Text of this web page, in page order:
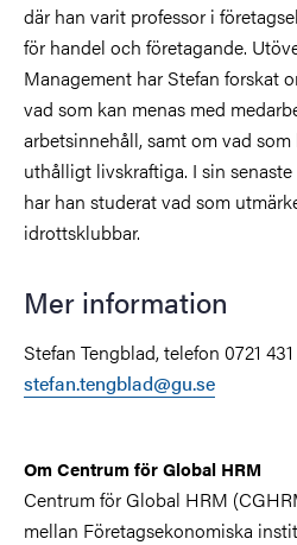
där han varit professor i
för handel och företagande.
Management har Stefan forskat
vad som kan menas med
arbetsinnehåll, samt om vad
uthålligt livskraftiga. I sin
har han studerat vad som
idrottsklubbar.
Mer information
Stefan Tengblad, telefon 0721
stefan.tengblad@gu.se
Om Centrum för Global HRM
Centrum för Global HRM
mellan Företagsekonomiska